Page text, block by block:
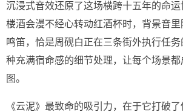
沉浸式音效还原了这场横跨十五年的命
楼酒会漫不经心转动红酒杯时，背景音
鸣笛，恰是周砚白正在三条街外执行任
种充满宿命感的细节处理，让每个场景
图。
《云泥》最致命的吸引力，在于它打破